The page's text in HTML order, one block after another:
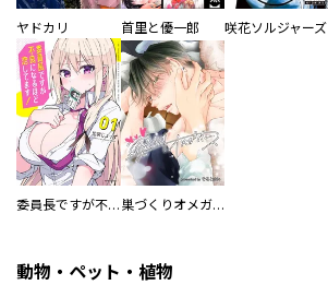
ヤドカリ 首里と優一郎 咲花ソルジャーズ
委員長ですが不良になるほど恋してます！ 巣づくりオメガバース
動物・ペット・植物